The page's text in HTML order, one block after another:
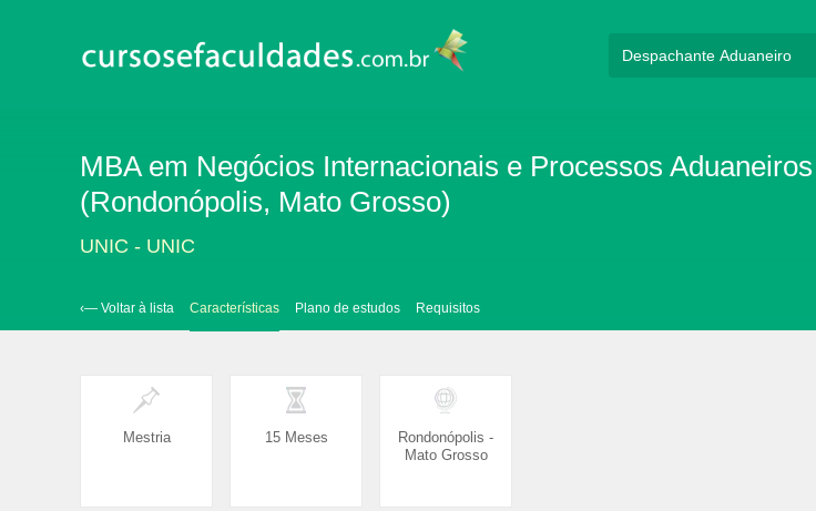
MBA em Negócios Internacionais e Processos Aduaneiros
(Rondonópolis, Mato Grosso)
UNIC - UNIC
‹— Voltar à lista Características Plano de estudos Requisitos
Mestria 15 Meses
Rondonópolis -
Mato Grosso